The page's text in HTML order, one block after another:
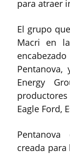
para atraer
El grupo
Macri en
Pentanova,
Energy
Eagle Ford,
creada